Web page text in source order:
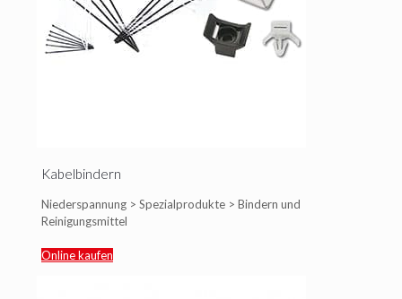
Kabelbindern
Niederspannung > Spezialprodukte > Bindern und
Reinigungsmittel
Online kaufen